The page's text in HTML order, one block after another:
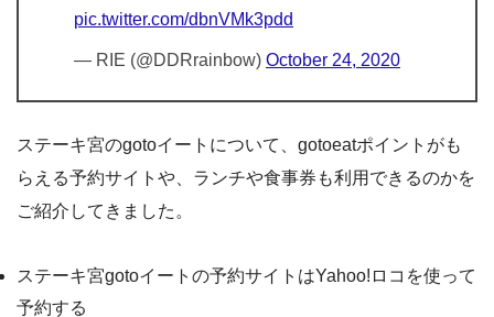
pic.twitter.com/dbnVMk3pdd
— RIE (@DDRrainbow) October 24, 2020
ステーキ宮のgotoイートについて、gotoeatポイントがも
らえる予約サイトや、ランチや食事券も利用できるのかを
ご紹介してきました。
ステーキ宮gotoイートの予約サイトはYahoo!ロコを使って
予約する